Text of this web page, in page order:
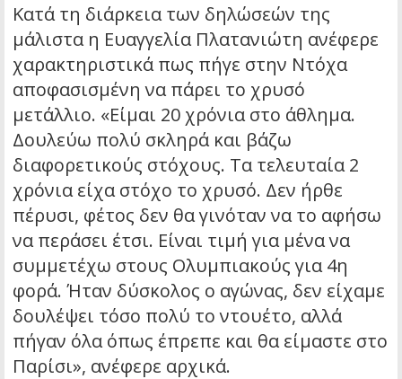
Κατά τη διάρκεια των δηλώσεών της
μάλιστα η Ευαγγελία Πλατανιώτη ανέφερε
χαρακτηριστικά πως πήγε στην Ντόχα
αποφασισμένη να πάρει το χρυσό
μετάλλιο. «Είμαι 20 χρόνια στο άθλημα.
Δουλεύω πολύ σκληρά και βάζω
διαφορετικούς στόχους. Τα τελευταία 2
χρόνια είχα στόχο το χρυσό. Δεν ήρθε
πέρυσι, φέτος δεν θα γινόταν να το αφήσω
να περάσει έτσι. Είναι τιμή για μένα να
συμμετέχω στους Ολυμπιακούς για 4η
φορά. Ήταν δύσκολος ο αγώνας, δεν είχαμε
δουλέψει τόσο πολύ το ντουέτο, αλλά
πήγαν όλα όπως έπρεπε και θα είμαστε στο
Παρίσι», ανέφερε αρχικά.